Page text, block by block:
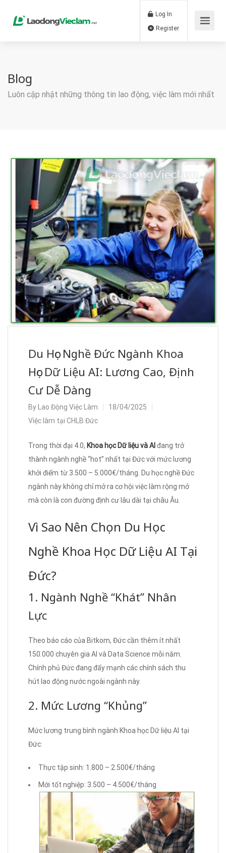
Log In
Blog
Luôn cập nhật những thông tin lao động, việc làm mới nhất
Du Học Nghề Đức Ngành Khoa
Học Dữ Liệu AI: Lương Cao, Định
Cư Dễ Dàng
By Lao Động Việc Làm
18/04/2025
Việc làm tại CHLB Đức
Trong thời đại 4.0, Khoa học Dữ liệu và AI đang trở
thành ngành nghề “hot” nhất tại Đức với mức lương
khởi điểm từ 3.500 – 5.000€/tháng. Du học nghề Đức
ngành này không chỉ mở ra cơ hội việc làm rộng mở
mà còn là con đường định cư lâu dài tại châu Âu.
Vì Sao Nên Chọn Du Học
Nghề Khoa Học Dữ Liệu AI Tại
Đức?
1. Ngành Nghề “Khát” Nhân
Lực
Theo báo cáo của Bitkom, Đức cần thêm ít nhất
150.000 chuyên gia AI và Data Science mỗi năm.
Chính phủ Đức đang đẩy mạnh các chính sách thu
hút lao động nước ngoài ngành này.
2. Mức Lương “Khủng”
Mức lương trung bình ngành Khoa học Dữ liệu AI tại
Đức:
Thực tập sinh: 1.800 – 2.500€/tháng
Mới tốt nghiệp: 3.500 – 4.500€/tháng